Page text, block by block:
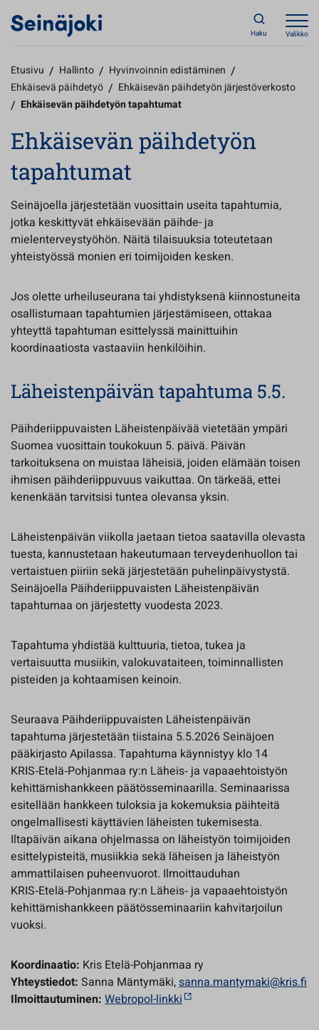
Haku Valikko
Etusivu / Hallinto / Hyvinvoinnin edistäminen /
Ehkäisevä päihdetyö / Ehkäisevän päihdetyön järjestöverkosto
/ Ehkäisevän päihdetyön tapahtumat
Ehkäisevän päihdetyön
tapahtumat
Seinäjoella järjestetään vuosittain useita tapahtumia,
jotka keskittyvät ehkäisevään päihde- ja
mielenterveystyöhön. Näitä tilaisuuksia toteutetaan
yhteistyössä monien eri toimijoiden kesken.
Jos olette urheiluseurana tai yhdistyksenä kiinnostuneita
osallistumaan tapahtumien järjestämiseen, ottakaa
yhteyttä tapahtuman esittelyssä mainittuihin
koordinaatiosta vastaaviin henkilöihin.
Läheistenpäivän tapahtuma 5.5.
Päihderiippuvaisten Läheistenpäivää vietetään ympäri
Suomea vuosittain toukokuun 5. päivä. Päivän
tarkoituksena on muistaa läheisiä, joiden elämään toisen
ihmisen päihderiippuvuus vaikuttaa. On tärkeää, ettei
kenenkään tarvitsisi tuntea olevansa yksin.
Läheistenpäivän viikolla jaetaan tietoa saatavilla olevasta
tuesta, kannustetaan hakeutumaan terveydenhuollon tai
vertaistuen piiriin sekä järjestetään puhelinpäivystystä.
Seinäjoella Päihderiippuvaisten Läheistenpäivän
tapahtumaa on järjestetty vuodesta 2023.
Tapahtuma yhdistää kulttuuria, tietoa, tukea ja
vertaisuutta musiikin, valokuvataiteen, toiminnallisten
pisteiden ja kohtaamisen keinoin.
Seuraava Päihderiippuvaisten Läheistenpäivän
tapahtuma järjestetään tiistaina 5.5.2026 Seinäjoen
pääkirjasto Apilassa. Tapahtuma käynnistyy klo 14
KRIS‑Etelä‑Pohjanmaa ry:n Läheis‑ ja vapaaehtoistyön
kehittämishankkeen päätösseminaarilla. Seminaarissa
esitellään hankkeen tuloksia ja kokemuksia päihteitä
ongelmallisesti käyttävien läheisten tukemisesta.
Iltapäivän aikana ohjelmassa on läheistyön toimijoiden
esittelypisteitä, musiikkia sekä läheisen ja läheistyön
ammattilaisen puheenvuorot. Ilmoittauduhan
KRIS‑Etelä‑Pohjanmaa ry:n Läheis‑ ja vapaaehtoistyön
kehittämishankkeen päätösseminaariin kahvitarjoilun
vuoksi.
Koordinaatio: Kris Etelä-Pohjanmaa ry
Yhteystiedot: Sanna Mäntymäki,sanna.mantymaki@kris.fi
Ilmoittautuminen: Webropol-linkki